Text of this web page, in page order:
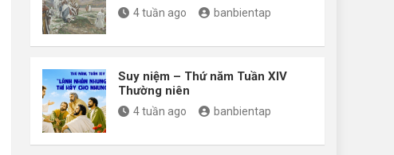
4 tuần ago banbientap
Suy niệm – Thứ năm Tuần XIV
Thường niên
4 tuần ago banbientap